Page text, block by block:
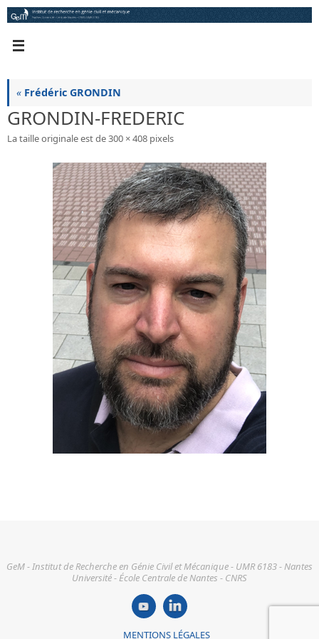
Passer
au
« Frédéric GRONDIN
GRONDIN-FREDERIC
La taille originale est de300 × 408 pixels
GeM - Institut de Recherche en Génie Civil et Mécanique - UMR 6183 - Nantes
Université - École Centrale de Nantes - CNRS
MENTIONS LÉGALES